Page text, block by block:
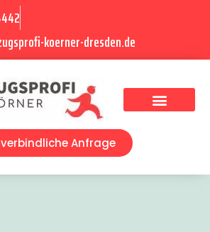
koerner-dresden.de
Anfrage